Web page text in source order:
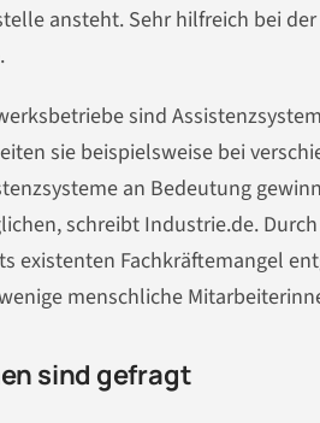
ansteht. Sehr hilfreich bei
sind
sie beispielsweise bei
an Bedeutung
schreibt Industrie.de.
existenten Fachkräftemangel
menschliche
sind gefragt